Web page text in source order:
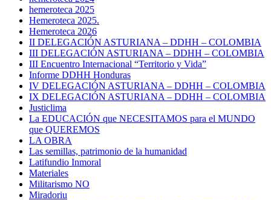
hemeroteca 2025
Hemeroteca 2025.
Hemeroteca 2026
II DELEGACIÓN ASTURIANA – DDHH – COLOMBIA
III DELEGACIÓN ASTURIANA – DDHH – COLOMBIA
III Encuentro Internacional “Territorio y Vida”
Informe DDHH Honduras
IV DELEGACIÓN ASTURIANA – DDHH – COLOMBIA
IX DELEGACIÓN ASTURIANA – DDHH – COLOMBIA
Justiclima
La EDUCACIÓN que NECESITAMOS para el MUNDO
que QUEREMOS
LA OBRA
Las semillas, patrimonio de la humanidad
Latifundio Inmoral
Materiales
Militarismo NO
Miradoriu